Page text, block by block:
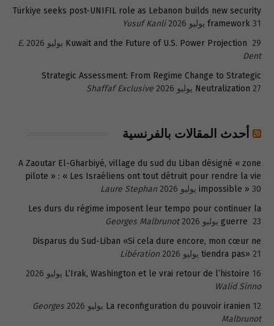
Türkiye seeks post-UNIFIL role as Lebanon builds new security
framework 31 يوليو 2026
Yusuf Kanli
Kuwait and the Future of U.S. Power Projection 29 يوليو 2026
E.
Dent
Strategic Assessment: From Regime Change to Strategic
Neutralization 27 يوليو 2026 Shaffaf Exclusive
أحدث المقالات بالفرنسية
A Zaoutar El-Gharbiyé, village du sud du Liban désigné « zone
pilote » : « Les Israéliens ont tout détruit pour rendre la vie
impossible » 30 يوليو 2026
Laure Stephan
Les durs du régime imposent leur tempo pour continuer la
guerre 23 يوليو 2026
Georges Malbrunot
Disparus du Sud-Liban «Si cela dure encore, mon cœur ne
tiendra pas» 21 يوليو 2026
Libération
L’Irak, Washington et le vrai retour de l’histoire 16 يوليو 2026
Walid Sinno
La reconfiguration du pouvoir iranien 12 يوليو 2026
Georges
Malbrunot